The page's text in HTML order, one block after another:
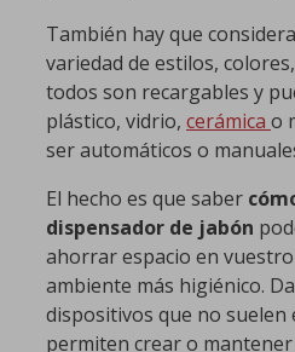
También hay que
variedad de estilos,
todos son recargables y
plástico, vidrio, cerámica o
ser automáticos o
El hecho es que saber
dispensador de jabón
ahorrar espacio en
ambiente más higiénico.
dispositivos que no suelen
permiten crear o